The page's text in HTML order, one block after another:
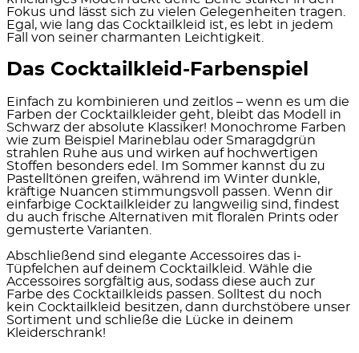
Fokus und lässt sich zu vielen Gelegenheiten tragen.
Egal, wie lang das Cocktailkleid ist, es lebt in jedem
Fall von seiner charmanten Leichtigkeit.
Das Cocktailkleid-Farbenspiel
Einfach zu kombinieren und zeitlos – wenn es um die
Farben der Cocktailkleider geht, bleibt das Modell in
Schwarz der absolute Klassiker! Monochrome Farben
wie zum Beispiel Marineblau oder Smaragdgrün
strahlen Ruhe aus und wirken auf hochwertigen
Stoffen besonders edel. Im Sommer kannst du zu
Pastelltönen greifen, während im Winter dunkle,
kräftige Nuancen stimmungsvoll passen. Wenn dir
einfarbige Cocktailkleider zu langweilig sind, findest
du auch frische Alternativen mit floralen Prints oder
gemusterte Varianten.
Abschließend sind elegante Accessoires das i-
Tüpfelchen auf deinem Cocktailkleid. Wähle die
Accessoires sorgfältig aus, sodass diese auch zur
Farbe des Cocktailkleids passen. Solltest du noch
kein Cocktailkleid besitzen, dann durchstöbere unser
Sortiment und schließe die Lücke in deinem
Kleiderschrank!